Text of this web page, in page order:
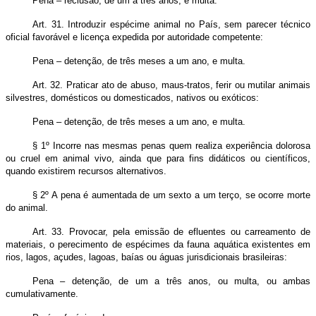
Art. 31. Introduzir espécime animal no País, sem parecer técnico
oficial favorável e licença expedida por autoridade competente:
Pena – detenção, de três meses a um ano, e multa.
Art. 32. Praticar ato de abuso, maus-tratos, ferir ou mutilar animais
silvestres, domésticos ou domesticados, nativos ou exóticos:
Pena – detenção, de três meses a um ano, e multa.
§ 1º Incorre nas mesmas penas quem realiza experiência dolorosa
ou cruel em animal vivo, ainda que para fins didáticos ou científicos,
quando existirem recursos alternativos.
§ 2º A pena é aumentada de um sexto a um terço, se ocorre morte
do animal.
Art. 33. Provocar, pela emissão de efluentes ou carreamento de
materiais, o perecimento de espécimes da fauna aquática existentes em
rios, lagos, açudes, lagoas, baías ou águas jurisdicionais brasileiras:
Pena – detenção, de um a três anos, ou multa, ou ambas
cumulativamente.